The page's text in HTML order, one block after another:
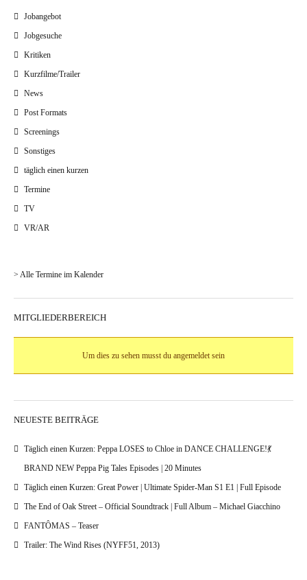
Jobangebot
Jobgesuche
Kritiken
Kurzfilme/Trailer
News
Post Formats
Screenings
Sonstiges
täglich einen kurzen
Termine
TV
VR/AR
> Alle Termine im Kalender
MITGLIEDERBEREICH
Um dies zu sehen musst du angemeldet sein
NEUESTE BEITRÄGE
Täglich einen Kurzen: Peppa LOSES to Chloe in DANCE CHALLENGE!💃
BRAND NEW Peppa Pig Tales Episodes | 20 Minutes
Täglich einen Kurzen: Great Power | Ultimate Spider-Man S1 E1 | Full Episode
The End of Oak Street – Official Soundtrack | Full Album – Michael Giacchino
FANTÔMAS – Teaser
Trailer: The Wind Rises (NYFF51, 2013)